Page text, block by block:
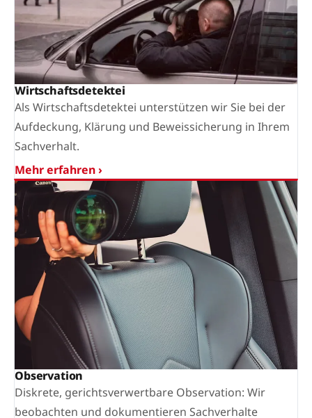
Wirtschaftsdetektei
Als Wirtschaftsdetektei unterstützen wir Sie bei der
Aufdeckung, Klärung und Beweissicherung in Ihrem
Sachverhalt.
Mehr erfahren ›
Observation
Diskrete, gerichtsverwertbare Observation: Wir
beobachten und dokumentieren Sachverhalte